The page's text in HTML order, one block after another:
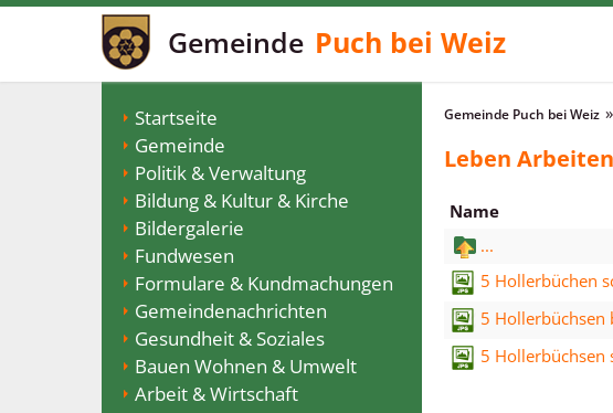
Gemeinde Puch bei Weiz
Startseite
Gemeinde
Politik & Verwaltung
Bildung & Kultur & Kirche
Bildergalerie
Fundwesen
Formulare & Kundmachungen
Gemeindenachrichten
Gesundheit & Soziales
Bauen Wohnen & Umwelt
Arbeit & Wirtschaft
Gemeinde Puch bei Weiz
Leben
Name
...
5 Hollerbüchen
5 Hollerbüchsen
5 Hollerbüchsen